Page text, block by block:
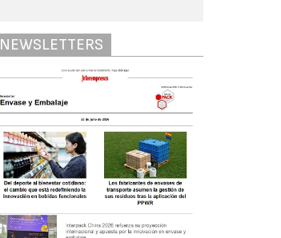
NEWSLETTERS